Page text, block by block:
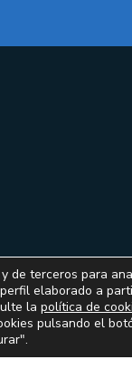
de terceros para
elaborado a
la política de
pulsando el